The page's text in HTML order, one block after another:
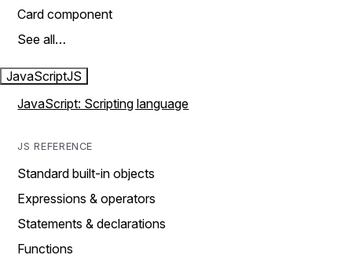
Card component
See all…
JavaScriptJS
JavaScript: Scripting language
JS REFERENCE
Standard built-in objects
Expressions & operators
Statements & declarations
Functions